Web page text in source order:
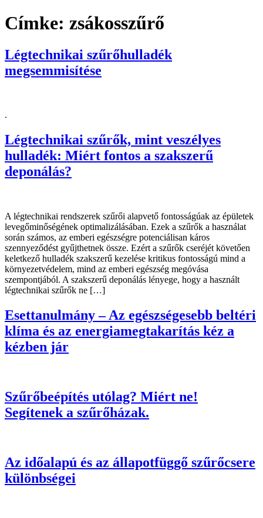
Címke: zsákosszűrő
Légtechnikai szűrőhulladék
megsemmisítése
.
Légtechnikai szűrők, mint veszélyes
hulladék: Miért fontos a szakszerű
deponálás?
A légtechnikai rendszerek szűrői alapvető fontosságúak az épületek
levegőminőségének optimalizálásában. Ezek a szűrők a használat
során számos, az emberi egészségre potenciálisan káros
szennyeződést gyűjthetnek össze. Ezért a szűrők cseréjét követően
keletkező hulladék szakszerű kezelése kritikus fontosságú mind a
környezetvédelem, mind az emberi egészség megóvása
szempontjából. A szakszerű deponálás lényege, hogy a használt
légtechnikai szűrők ne […]
Esettanulmány – Az egészségesebb beltéri
klíma és az energiamegtakarítás kéz a
kézben jár
Szűrőbeépítés utólag? Miért ne!
Segítenek a szűrőházak.
Az időalapú és az állapotfüggő szűrőcsere
különbségei